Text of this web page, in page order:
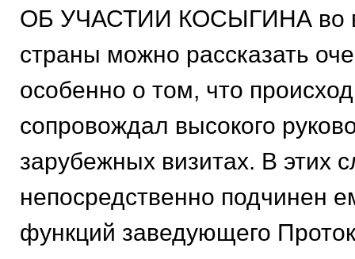
ОБ УЧАСТИИ КОСЫГИНА во
страны можно рассказать
особенно о том, что
сопровождал высокого
зарубежных визитах. В этих
непосредственно подчинен
функций заведующего